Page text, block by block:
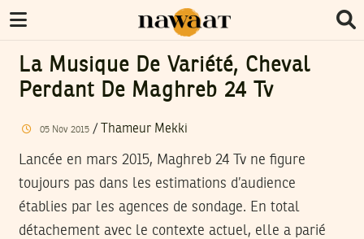
La Musique De Variété, Cheval
Perdant De Maghreb 24 Tv
05 Nov 2015/ Thameur Mekki
Lancée en mars 2015, Maghreb 24 Tv ne figure
toujours pas dans les estimations d’audience
établies par les agences de sondage. En total
détachement avec le contexte actuel, elle a parié